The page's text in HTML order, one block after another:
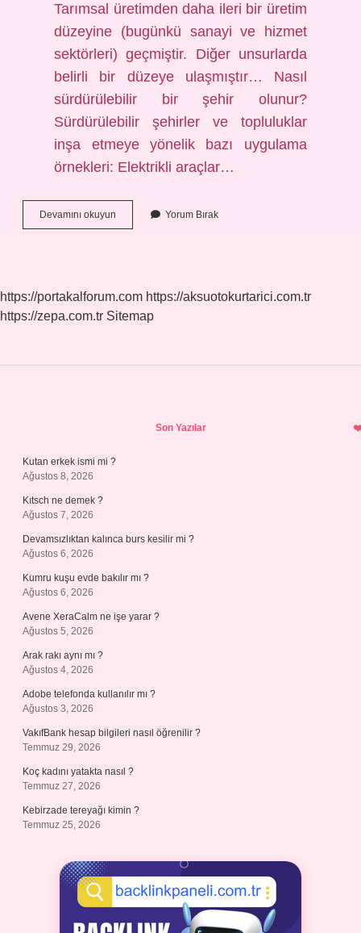
Tarımsal üretimden daha ileri bir üretim
düzeyine (bugünkü sanayi ve hizmet
sektörleri) geçmiştir. Diğer unsurlarda
belirli bir düzeye ulaşmıştır… Nasıl
sürdürülebilir bir şehir olunur?
Sürdürülebilir şehirler ve topluluklar
inşa etmeye yönelik bazı uygulama
örnekleri: Elektrikli araçlar…
Devamını okuyun Yaşanabilir
Bir
Yorum Bırak
https://portakalforum.com https://aksuotokurtarici.com.tr
https://zepa.com.tr Sitemap
Son Yazılar
Kutan erkek ismi mi ?
Ağustos 8, 2026
Kıtsch ne demek ?
Ağustos 7, 2026
Devamsızlıktan kalınca burs kesilir mi ?
Ağustos 6, 2026
Kumru kuşu evde bakılır mı ?
Ağustos 6, 2026
Avene XeraCalm ne işe yarar ?
Ağustos 5, 2026
Arak rakı aynı mı ?
Ağustos 4, 2026
Adobe telefonda kullanılır mı ?
Ağustos 3, 2026
VakıfBank hesap bilgileri nasıl öğrenilir ?
Temmuz 29, 2026
Koç kadını yatakta nasıl ?
Temmuz 27, 2026
Kebirzade tereyağı kimin ?
Temmuz 25, 2026